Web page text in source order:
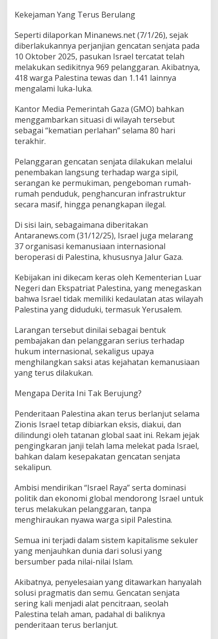
Kekejaman Yang Terus Berulang
Seperti dilaporkan Minanews.net (7/1/26), sejak
diberlakukannya perjanjian gencatan senjata pada
10 Oktober 2025, pasukan Israel tercatat telah
melakukan sedikitnya 969 pelanggaran. Akibatnya,
418 warga Palestina tewas dan 1.141 lainnya
mengalami luka-luka.
Kantor Media Pemerintah Gaza (GMO) bahkan
menggambarkan situasi di wilayah tersebut
sebagai “kematian perlahan” selama 80 hari
terakhir.
Pelanggaran gencatan senjata dilakukan melalui
penembakan langsung terhadap warga sipil,
serangan ke permukiman, pengeboman rumah-
rumah penduduk, penghancuran infrastruktur
secara masif, hingga penangkapan ilegal.
Di sisi lain, sebagaimana diberitakan
Antaranews.com (31/12/25), Israel juga melarang
37 organisasi kemanusiaan internasional
beroperasi di Palestina, khususnya Jalur Gaza.
Kebijakan ini dikecam keras oleh Kementerian Luar
Negeri dan Ekspatriat Palestina, yang menegaskan
bahwa Israel tidak memiliki kedaulatan atas wilayah
Palestina yang diduduki, termasuk Yerusalem.
Larangan tersebut dinilai sebagai bentuk
pembajakan dan pelanggaran serius terhadap
hukum internasional, sekaligus upaya
menghilangkan saksi atas kejahatan kemanusiaan
yang terus dilakukan.
Mengapa Derita Ini Tak Berujung?
Penderitaan Palestina akan terus berlanjut selama
Zionis Israel tetap dibiarkan eksis, diakui, dan
dilindungi oleh tatanan global saat ini. Rekam jejak
pengingkaran janji telah lama melekat pada Israel,
bahkan dalam kesepakatan gencatan senjata
sekalipun.
Ambisi mendirikan “Israel Raya” serta dominasi
politik dan ekonomi global mendorong Israel untuk
terus melakukan pelanggaran, tanpa
menghiraukan nyawa warga sipil Palestina.
Semua ini terjadi dalam sistem kapitalisme sekuler
yang menjauhkan dunia dari solusi yang
bersumber pada nilai-nilai Islam.
Akibatnya, penyelesaian yang ditawarkan hanyalah
solusi pragmatis dan semu. Gencatan senjata
sering kali menjadi alat pencitraan, seolah
Palestina telah aman, padahal di baliknya
penderitaan terus berlanjut.